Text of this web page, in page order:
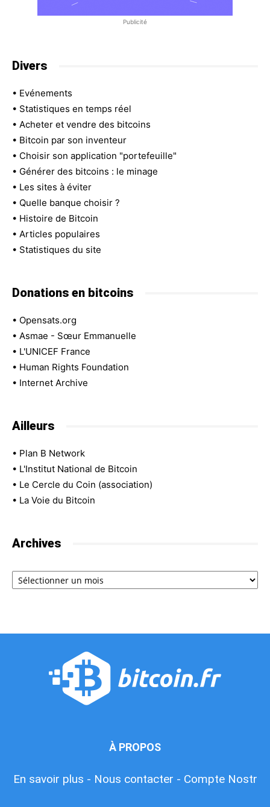
Publicité
Divers
• Evénements
• Statistiques en temps réel
• Acheter et vendre des bitcoins
• Bitcoin par son inventeur
• Choisir son application "portefeuille"
• Générer des bitcoins : le minage
• Les sites à éviter
• Quelle banque choisir ?
• Histoire de Bitcoin
• Articles populaires
• Statistiques du site
Donations en bitcoins
• Opensats.org
• Asmae - Sœur Emmanuelle
• L'UNICEF France
• Human Rights Foundation
• Internet Archive
Ailleurs
• Plan B Network
• L'Institut National de Bitcoin
• Le Cercle du Coin (association)
• La Voie du Bitcoin
Archives
Archives
À PROPOS
En savoir plus - Nous contacter - Compte Nostr